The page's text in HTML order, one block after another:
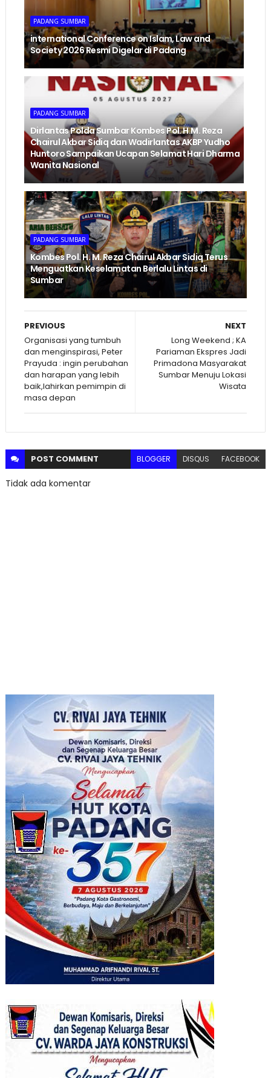
PADANG SUMBAR
international Conference on Islam, Law and
Society 2026 Resmi Digelar di Padang
PADANG SUMBAR
Dirlantas Polda Sumbar Kombes Pol. H.M. Reza
Chairul Akbar Sidiq dan Wadirlantas AKBP Yudho
Huntoro Sampaikan Ucapan Selamat Hari Dharma
Wanita Nasional
PADANG SUMBAR
Kombes Pol. H. M. Reza Chairul Akbar Sidiq Terus
Menguatkan Keselamatan Berlalu Lintas di
Sumbar
NEXT
Long Weekend ; KA
Pariaman Ekspres Jadi
Primadona Masyarakat
Sumbar Menuju Lokasi
Wisata
PREVIOUS
Organisasi yang tumbuh
dan menginspirasi, Peter
Prayuda : ingin perubahan
dan harapan yang lebih
baik,lahirkan pemimpin di
masa depan
POST COMMENT BLOGGER DISQUS FACEBOOK
Tidak ada komentar